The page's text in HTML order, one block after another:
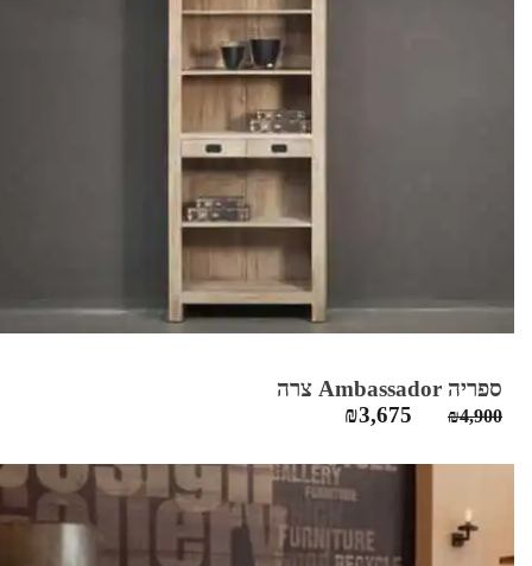
ספריה Ambassador צרה
₪4,900
המחיר
היה:
₪4,900.
₪3,675
הוא:
₪3,675.